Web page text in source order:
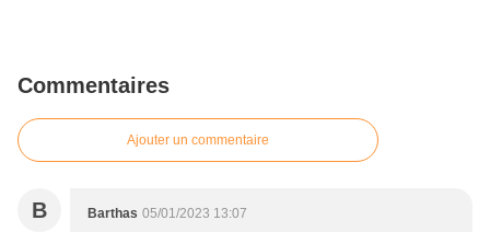
Commentaires
Ajouter un commentaire
B Barthas 05/01/2023 13:07